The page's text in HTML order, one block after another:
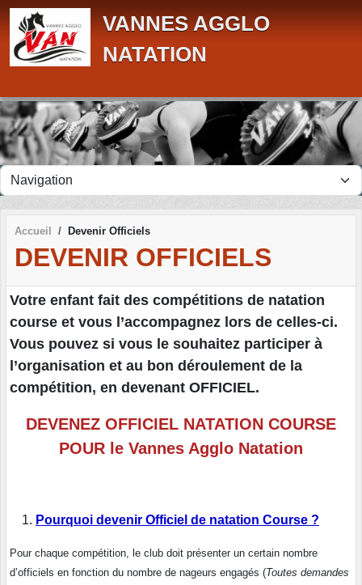
VANNES AGGLO
NATATION
Accueil Devenir Officiels
DEVENIR OFFICIELS
Votre enfant fait des compétitions de natation
course et vous l’accompagnez lors de celles-ci.
Vous pouvez si vous le souhaitez participer à
l’organisation et au bon déroulement de la
compétition, en devenant OFFICIEL.
DEVENEZ OFFICIEL NATATION COURSE
POUR le Vannes Agglo Natation
Pourquoi devenir Officiel de natation Course ?
Pour chaque compétition, le club doit présenter un certain nombre
d’officiels en fonction du nombre de nageurs engagés (Toutes demandes
Panneau de gestion des cookies